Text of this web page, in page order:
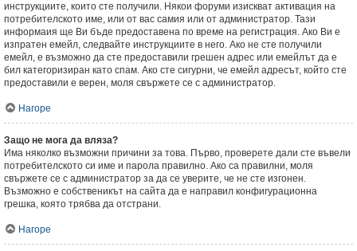
инструкциите, които сте получили. Някои форуми изискват активация на
потребителското име, или от вас самия или от администратор. Тази
информаия ще Ви бъде предоставена по време на регистрация. Ако Ви е
изпратен емейл, следвайте инструкциите в него. Ако не сте получили
емейл, е възможно да сте предоставили грешен адрес или емейлът да е
бил категоризиран като спам. Ако сте сигурни, че емейл адресът, който сте
предоставили е верен, моля свържете се с администратор.
Нагоре
Защо не мога да вляза?
Има няколко възможни причини за това. Първо, проверете дали сте въвели
потребителското си име и парола правилно. Ако са правилни, моля
свържете се с администратор за да се уверите, че не сте изгонен.
Възможно е собственикът на сайта да е направил конфигурационна
грешка, която трябва да отстрани.
Нагоре